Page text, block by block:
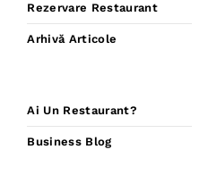
Rezervare Restaurant
Arhivă Articole
Ai Un Restaurant?
Business Blog